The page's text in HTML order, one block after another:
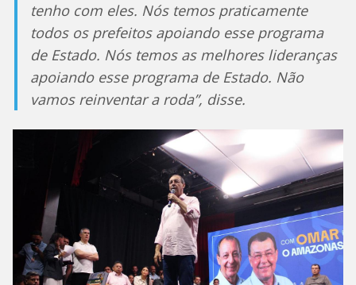
tenho com eles. Nós temos praticamente
todos os prefeitos apoiando esse programa
de Estado. Nós temos as melhores lideranças
apoiando esse programa de Estado. Não
vamos reinventar a roda”, disse.